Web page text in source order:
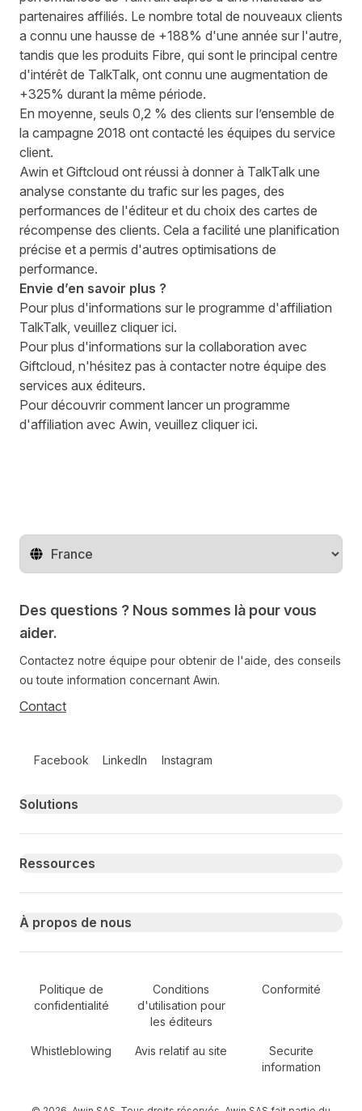
partenaires affiliés. Le nombre total de nouveaux clients
a connu une hausse de +188% d'une année sur l'autre,
tandis que les produits Fibre, qui sont le principal centre
d'intérêt de TalkTalk, ont connu une augmentation de
+325% durant la même période.
En moyenne, seuls 0,2 % des clients sur l’ensemble de
la campagne 2018 ont contacté les équipes du service
client.
Awin et Giftcloud ont réussi à donner à TalkTalk une
analyse constante du trafic sur les pages, des
performances de l'éditeur et du choix des cartes de
récompense des clients. Cela a facilité une planification
précise et a permis d'autres optimisations de
performance.
Envie d’en savoir plus ?
Pour plus d'informations sur le programme d'affiliation
TalkTalk, veuillez cliquer ici.
Pour plus d'informations sur la collaboration avec
Giftcloud, n'hésitez pas à contacter notre équipe des
services aux éditeurs.
Pour découvrir comment lancer un programme
d'affiliation avec Awin, veuillez cliquer ici.
Changer de pays
Des questions ? Nous sommes là pour vous
aider.
Contactez notre équipe pour obtenir de l'aide, des conseils
ou toute information concernant Awin.
Contact
Facebook LinkedIn Instagram
Primary footer navigation
Solutions
Ressources
À propos de nous
Secondary Footer Navigation
Politique de
confidentialité
Conditions
d'utilisation pour
les éditeurs
Conformité
Whistleblowing Avis relatif au site
Securite
information